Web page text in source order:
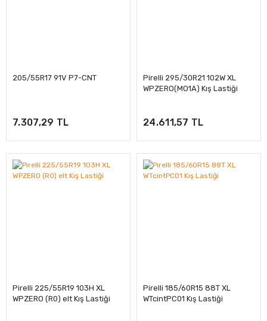
205/55R17 91V P7-CNT
7.307,29 TL
Pirelli 295/30R21 102W XL
WPZERO(MO1A) Kış Lastiği
24.611,57 TL
Pirelli 225/55R19 103H XL
WPZERO (R0) elt Kış Lastiği
Pirelli 185/60R15 88T XL
WTcintPC01 Kış Lastiği